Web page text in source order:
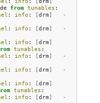
from tunables :
: info : [drm ]
-
: info : [drm ]
-
: info : [drm ]
tunables :
: info : [drm ]
-
: info : [drm ]
-
: info : [drm ]
tunables :
: info : [drm ]
-